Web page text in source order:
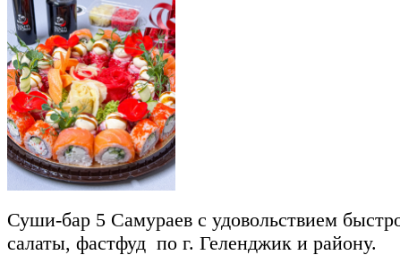
Суши-бар 5 Самураев с удовольствием
салаты, фастфуд по г. Геленджик и району.